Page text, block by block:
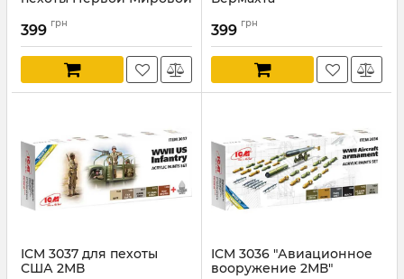
Артикул:
399 грн 399 грн
ICM 3037 для пехоты
США 2МВ
ICM 3036 "Авиационное
вооружение 2МВ"